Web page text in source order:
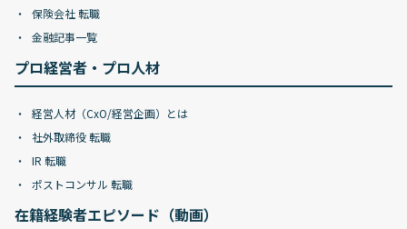
保険会社 転職
金融記事一覧
プロ経営者・プロ人材
経営人材（CxO/経営企画）とは
社外取締役 転職
IR 転職
ポストコンサル 転職
在籍経験者エピソード（動画）